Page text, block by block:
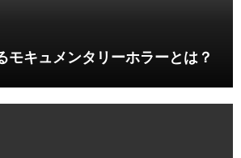
モキュメンタリーホラーとは？